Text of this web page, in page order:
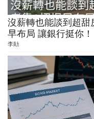
沒薪轉也能談到超
早布局 讓銀行挺你！
李勛